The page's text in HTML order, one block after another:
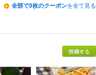
全部で3枚のクーポンを全て見る
投稿する